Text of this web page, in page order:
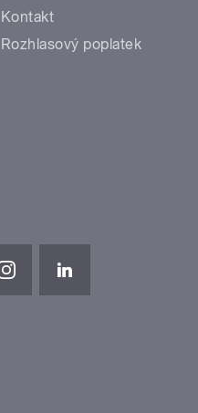
Kontakt
Rozhlasový poplatek